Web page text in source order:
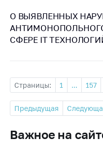
О ВЫЯВЛЕННЫХ
СФЕРЕ IT
Страницы: 1 ... 157
Предыдущая
Важное на